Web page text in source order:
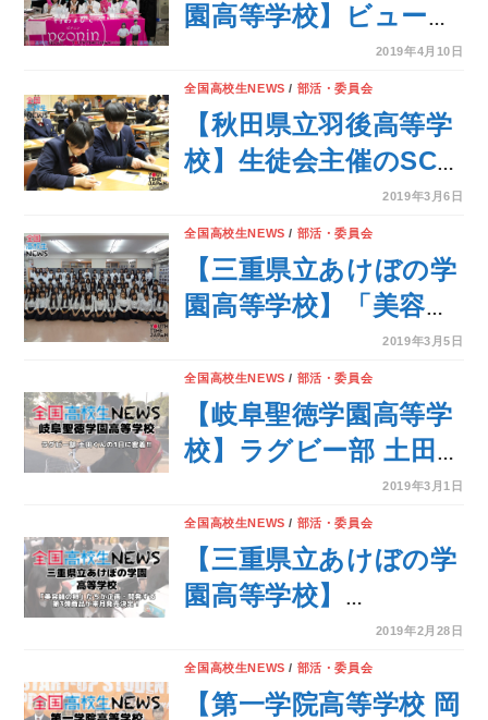
園高等学校】ビューテ
ィクリエイト部が自身
の経験で生まれた ア
イデアを商品化！
2019年4月10日
全国高校生NEWS / 部活・委員会
【秋田県立羽後高等学
校】生徒会主催のSCH
うごを開催！地域と学
校の連携について考え
る
2019年3月6日
全国高校生NEWS / 部活・委員会
【三重県立あけぼの学
園高等学校】「美容師
の卵」たちが企画・開
発した商品
nanonin（ナノニン）
シリーズに続く、
peonin（ピアニン）
がいよいよ発売！
2019年3月5日
全国高校生NEWS / 部活・委員会
【岐阜聖徳学園高等学
校】ラグビー部 土田
くんの1日に密着！2019年3月1日
全国高校生NEWS / 部活・委員会
【三重県立あけぼの学
園高等学校】
nanonin（ナノニン）
シリーズに続く、美容
アイテムを企画・開
2019年2月28日
全国高校生NEWS / 部活・委員会
【第一学院高等学校 岡